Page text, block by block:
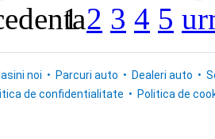
1 2 3 4 5
noi Parcuri auto Dealeri auto
de confidentialitate Politica de